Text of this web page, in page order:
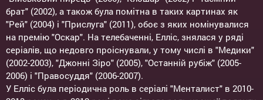
брат" (2002), а також була помітна в таких картинах як
"Рей" (2004) і "Прислуга" (2011), обоє з яких номінувалися
на премію "Оскар". На телебаченні, Елліс, знялася у ряді
серіалів, що недовго проіснували, у тому числі в "Медики"
(2002-2003), "Джонні Зіро" (2005), "Останній рубіж" (2005-
2006) і "Правосуддя" (2006-2007).
У Елліс була періодична роль в серіалі "Менталист" в 2010-